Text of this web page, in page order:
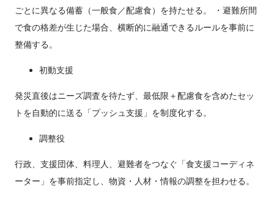
ごとに異なる備蓄（一般食／配慮食）を持たせる。 ・避難所間
で食の格差が生じた場合、横断的に融通できるルールを事前に
整備する。
初動支援
発災直後はニーズ調査を待たず、最低限＋配慮食を含めたセッ
トを自動的に送る「プッシュ支援」を制度化する。
調整役
行政、支援団体、料理人、避難者をつなぐ「食支援コーディネ
ーター」を事前指定し、物資・人材・情報の調整を担わせる。